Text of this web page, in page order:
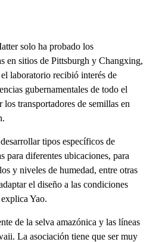
solo ha probado los
en sitios de Pittsburgh y Changxing,
laboratorio recibió interés de
gubernamentales de todo el
transportadores de semillas en
tipos específicos de
para diferentes ubicaciones, para
y niveles de humedad, entre otras
el diseño a las condiciones
Yao.
de la selva amazónica y las líneas
La asociación tiene que ser muy